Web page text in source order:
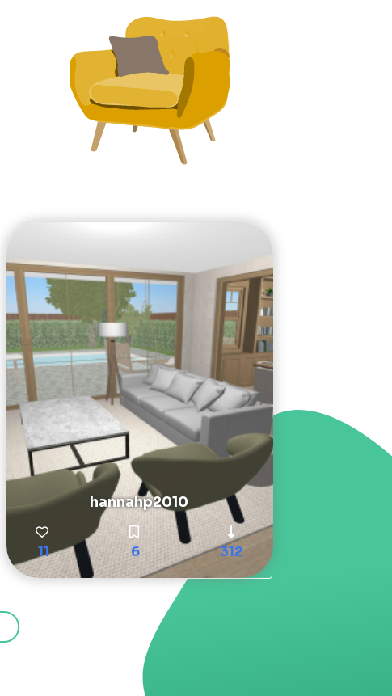
hannahp2010
11 6 312